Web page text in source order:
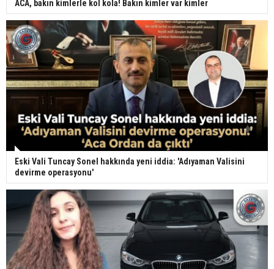
ACA, bakın kimlerle kol kola! Bakın kimler var kimler
Eski Vali Tuncay Sonel hakkında yeni iddia: 'Adıyaman Valisini
devirme operasyonu'